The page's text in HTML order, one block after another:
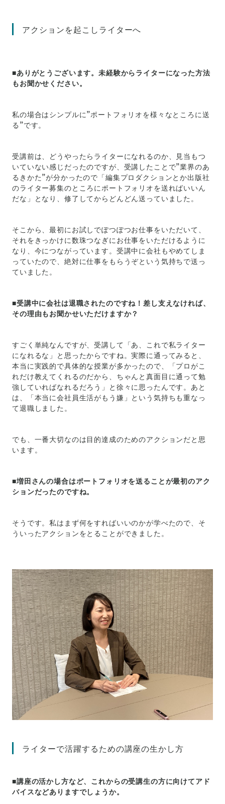
アクションを起こしライターへ
■ありがとうございます。未経験からライターになった方法
もお聞かせください。
私の場合はシンプルに”ポートフォリオを様々なところに送
る”です。
受講前は、どうやったらライターになれるのか、見当もつ
いていない感じだったのですが、受講したことで”業界のあ
るきかた”が分かったので「編集プロダクションとか出版社
のライター募集のところにポートフォリオを送ればいいん
だな」となり、修了してからどんどん送っていました。
そこから、最初にお試しでぽつぽつお仕事をいただいて、
それをきっかけに数珠つなぎにお仕事をいただけるように
なり、今につながっています。受講中に会社もやめてしま
っていたので、絶対に仕事をもらうぞという気持ちで送っ
ていました。
■受講中に会社は退職されたのですね！差し支えなければ、
その理由もお聞かせいただけますか？
すごく単純なんですが、受講して「あ、これで私ライター
になれるな」と思ったからですね。実際に通ってみると、
本当に実践的で具体的な授業が多かったので、「プロがこ
れだけ教えてくれるのだから、ちゃんと真面目に通って勉
強していればなれるだろう」と徐々に思ったんです。あと
は、「本当に会社員生活がもう嫌」という気持ちも重なっ
て退職しました。
でも、一番大切なのは目的達成のためのアクションだと思
います。
■増田さんの場合はポートフォリオを送ることが最初のアク
ションだったのですね。
そうです。私はまず何をすればいいのかが学べたので、そ
ういったアクションをとることができました。
ライターで活躍するための講座の生かし方
■講座の活かし方など、これからの受講生の方に向けてアド
バイスなどありますでしょうか。